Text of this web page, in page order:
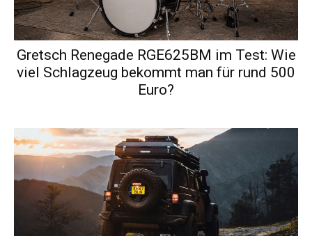
Gretsch Renegade RGE625BM im Test: Wie
viel Schlagzeug bekommt man für rund 500
Euro?